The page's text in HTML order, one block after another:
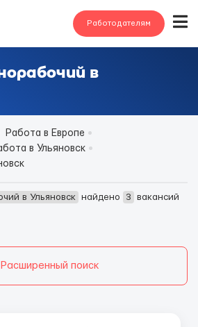
Работодателям
в
Работа в Европе
в Ульяновск
в Ульяновск найдено 3
вакансий
поиск